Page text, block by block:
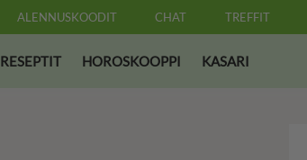
ALENNUSKOODIT CHAT TREFFIT
RESEPTIT HOROSKOOPPI KASARI